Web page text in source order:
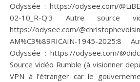
Odyssée : https://odysee.com/
02-10_R-Q:3 Autre source
https://odysee.com/
AM%C3%89RICAIN-1945-2025:8
Odyssée : https://odysee.com/
Source vidéo Rumble (à visionner
VPN à l’étranger car le